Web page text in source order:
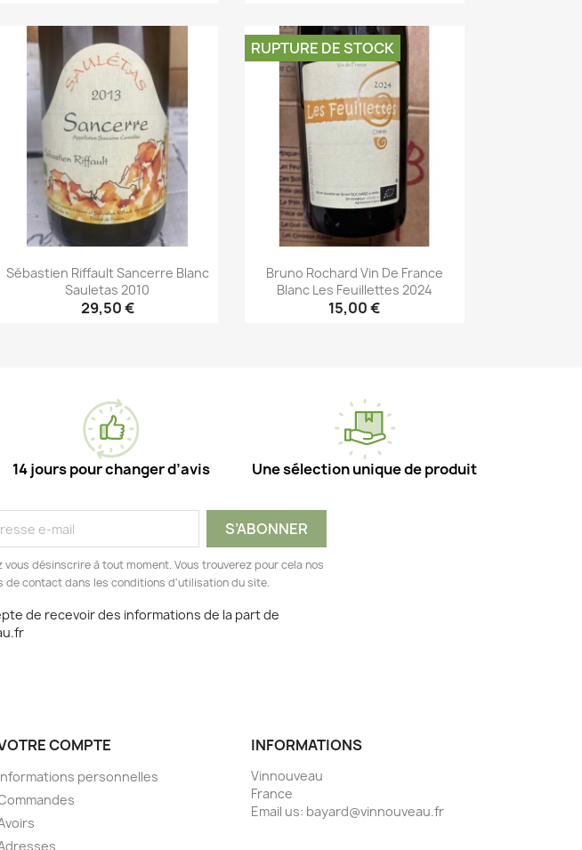
Aperçu rapide Aperçu rapide
Sébastien Riffault Sancerre Blanc
Sauletas 2010
29,50 €
Bruno Rochard Vin De France
Blanc Les Feuillettes 2024
15,00 €
RUPTURE DE STOCK
14 jours pour changer d’avis Une sélection unique de produit
vous désinscrire à tout moment. Vous trouverez pour cela nos
de contact dans les conditions d'utilisation du site.
de recevoir des informations de la part de
COMPTE
personnelles
INFORMATIONS
Vinnouveau
France
Email us: bayard@vinnouveau.fr